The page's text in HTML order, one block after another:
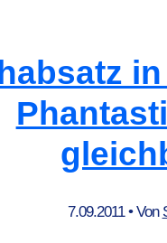
7.09.2011• Von